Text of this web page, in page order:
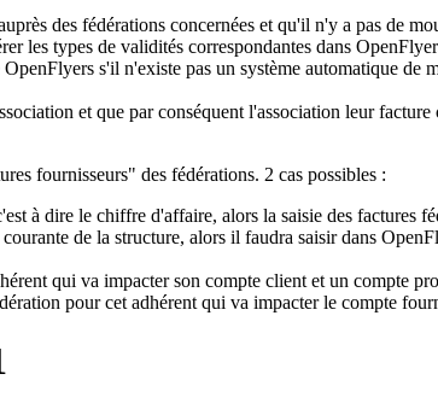
des fédérations concernées et qu'il n'y a pas de
les types de validités correspondantes dans
s'il n'existe pas un système automatique de
et que par conséquent l'association leur
fournisseurs" des fédérations. 2 cas possibles :
à dire le chiffre d'affaire, alors la saisie des factures
de la structure, alors il faudra saisir dans
qui va impacter son compte client et un compte
pour cet adhérent qui va impacter le compte